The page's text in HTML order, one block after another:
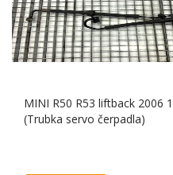
MINI R50 R53 liftback 2006
(Trubka servo čerpadla)